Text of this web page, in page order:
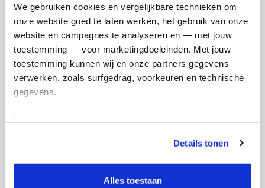
We gebruiken cookies en vergelijkbare technieken om
onze website goed te laten werken, het gebruik van onze
website en campagnes te analyseren en — met jouw
toestemming — voor marketingdoeleinden. Met jouw
toestemming kunnen wij en onze partners gegevens
verwerken, zoals surfgedrag, voorkeuren en technische
gegevens.
tonen. Je kunt je toestemming op elk moment wijzigen of
intrekken via Cookie instellingen onderaan de pagina. De
lijst met cookies is te vinden in het tabblad “details”.
Details tonen
Alles toestaan
Opgehaald
€847
Streefbedrag
€1.000